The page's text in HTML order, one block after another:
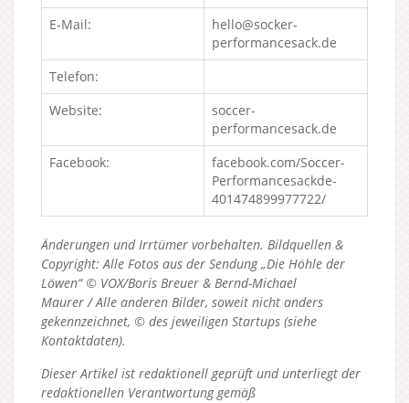
E-Mail:
hello@socker-
performancesack.de
Telefon:
Website:
soccer-
performancesack.de
Facebook:
facebook.com/Soccer-
Performancesackde-
401474899977722/
Änderungen und Irrtümer vorbehalten. Bildquellen &
Copyright: Alle Fotos aus der Sendung „Die Höhle der
Löwen“ © VOX/Boris Breuer & Bernd-Michael
Maurer / Alle anderen Bilder, soweit nicht anders
gekennzeichnet, © des jeweiligen Startups (siehe
Kontaktdaten).
Dieser Artikel ist redaktionell geprüft und unterliegt der
redaktionellen Verantwortung gemäß